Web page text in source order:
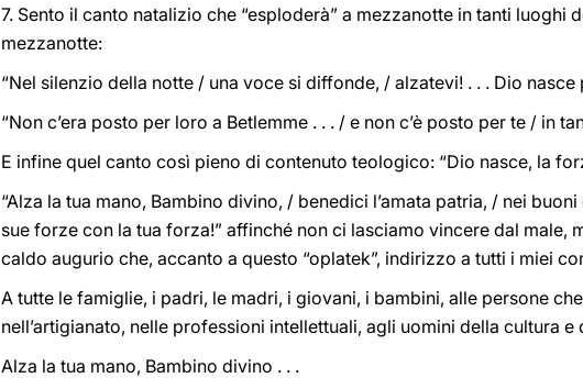
7. Sento il canto natalizio che “esploderà” a mezzanotte in tanti luoghi
mezzanotte:
“Nel silenzio della notte / una voce si diffonde, / alzatevi! . . . Dio
“Non c’era posto per loro a Betlemme . . . / e non c’è posto per te / in
E infine quel canto così pieno di contenuto teologico: “Dio nasce, la
“Alza la tua mano, Bambino divino, / benedici l’amata patria, / nei
sue forze con la tua forza!” affinché non ci lasciamo vincere dal male,
caldo augurio che, accanto a questo “oplatek”, indirizzo a tutti i miei
A tutte le famiglie, i padri, le madri, i giovani, i bambini, alle persone
nell’artigianato, nelle professioni intellettuali, agli uomini della cultura
Alza la tua mano, Bambino divino . . .